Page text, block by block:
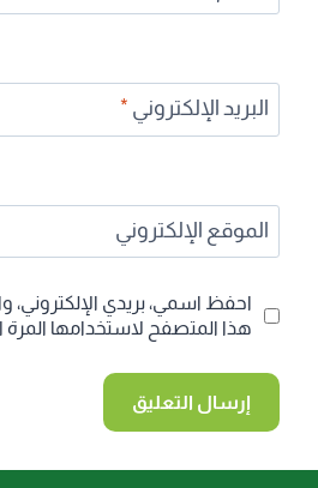
البريد الإلكتروني *
الموقع الإلكتروني
احفظ اسمي، بريدي الإلكتروني،
هذا المتصفح لاستخدامها المرة